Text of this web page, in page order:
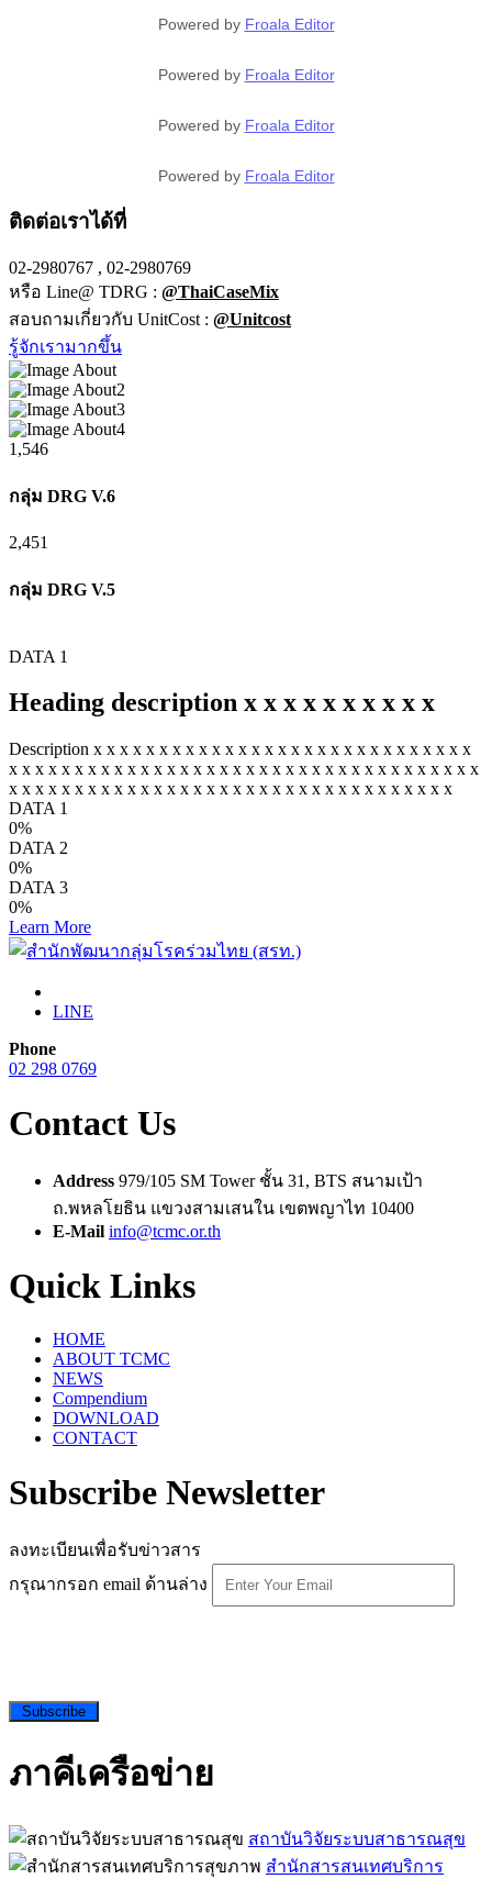
Powered by Froala Editor
Powered by Froala Editor
Powered by Froala Editor
Powered by Froala Editor
ติดต่อเราได้ที่
02-2980767 , 02-2980769
หรือ Line@ TDRG : @ThaiCaseMix
สอบถามเกี่ยวกับ UnitCost : @Unitcost
รู้จักเรามากขึ้น
1,546
กลุ่ม DRG V.6
2,451
กลุ่ม DRG V.5
DATA 1
Heading description x x x x x x x x x x
Description x x x x x x x x x x x x x x x x x x x x x x x x x x x x x
x x x x x x x x x x x x x x x x x x x x x x x x x x x x x x x x x x x x
x x x x x x x x x x x x x x x x x x x x x x x x x x x x x x x x x x
DATA 1
0%
DATA 2
0%
DATA 3
0%
Learn More
LINE
Phone
02 298 0769
Contact Us
Address 979/105 SM Tower ชั้น 31, BTS สนามเป้า
ถ.พหลโยธิน แขวงสามเสนใน เขตพญาไท 10400
E-Mail info@tcmc.or.th
Quick Links
HOME
ABOUT TCMC
NEWS
Compendium
DOWNLOAD
CONTACT
Subscribe Newsletter
ลงทะเบียนเพื่อรับข่าวสาร
กรุณากรอก email ด้านล่าง
Subscribe
ภาคีเครือข่าย
สถาบันวิจัยระบบสาธารณสุข
สำนักสารสนเทศบริการ